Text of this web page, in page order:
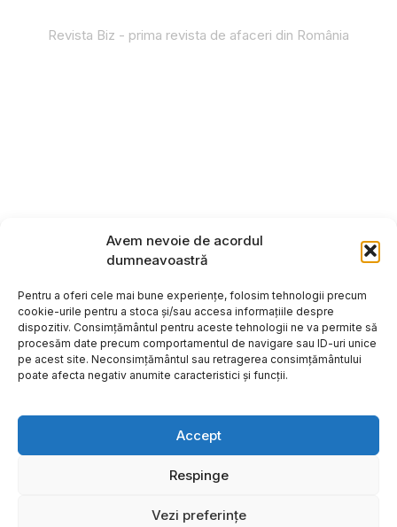
Avem nevoie de acordul
dumneavoastră
Pentru a oferi cele mai bune experiențe, folosim tehnologii precum
cookie-urile pentru a stoca și/sau accesa informațiile despre
dispozitiv. Consimțământul pentru aceste tehnologii ne va permite să
procesăm date precum comportamentul de navigare sau ID-uri unice
pe acest site. Neconsimțământul sau retragerea consimțământului
poate afecta negativ anumite caracteristici și funcții.
Accept
Respinge
Vezi preferințe
Revista Biz - prima revista de afaceri din România
Copyright ©2026